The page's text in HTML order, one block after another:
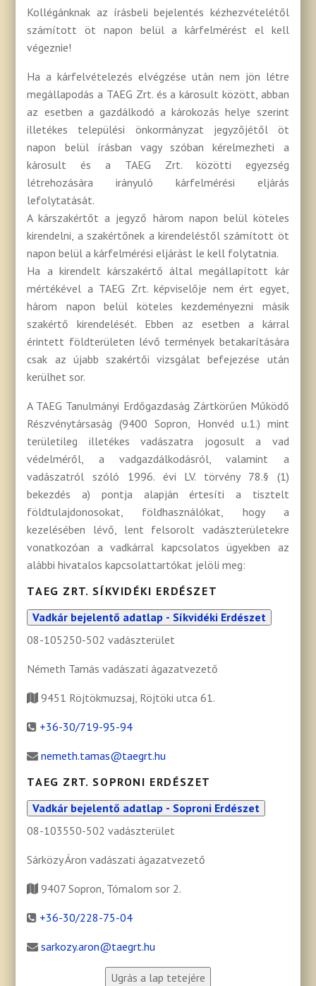
Kollégánknak az írásbeli bejelentés kézhezvételétől
számított öt napon belül a kárfelmérést el kell
végeznie!
Ha a kárfelvételezés elvégzése után nem jön létre
megállapodás a TAEG Zrt. és a károsult között, abban
az esetben a gazdálkodó a károkozás helye szerint
illetékes települési önkormányzat jegyzőjétől öt
napon belül írásban vagy szóban kérelmezheti a
károsult és a TAEG Zrt. közötti egyezség
létrehozására irányuló kárfelmérési eljárás
lefolytatását.
A kárszakértőt a jegyző három napon belül köteles
kirendelni, a szakértőnek a kirendeléstől számított öt
napon belül a kárfelmérési eljárást le kell folytatnia.
Ha a kirendelt kárszakértő által megállapított kár
mértékével a TAEG Zrt. képviselője nem ért egyet,
három napon belül köteles kezdeményezni másik
szakértő kirendelését. Ebben az esetben a kárral
érintett földterületen lévő termények betakarítására
csak az újabb szakértői vizsgálat befejezése után
kerülhet sor.
A TAEG Tanulmányi Erdőgazdaság Zártkörűen Működő
Részvénytársaság (9400 Sopron, Honvéd u.1.) mint
területileg illetékes vadászatra jogosult a vad
védelméről, a vadgazdálkodásról, valamint a
vadászatról szóló 1996. évi LV. törvény 78.§ (1)
bekezdés a) pontja alapján értesíti a tisztelt
földtulajdonosokat, földhasználókat, hogy a
kezelésében lévő, lent felsorolt vadászterületekre
vonatkozóan a vadkárral kapcsolatos ügyekben az
alábbi hivatalos kapcsolattartókat jelöli meg:
TAEG ZRT. SÍKVIDÉKI ERDÉSZET
Vadkár bejelentő adatlap - Síkvidéki Erdészet
08-105250-502 vadászterület
Németh Tamás vadászati ágazatvezető
9451 Röjtökmuzsaj, Röjtöki utca 61.
+36-30/719-95-94
nemeth.tamas@taegrt.hu
TAEG ZRT. SOPRONI ERDÉSZET
Vadkár bejelentő adatlap - Soproni Erdészet
08-103550-502 vadászterület
Sárközy Áron vadászati ágazatvezető
9407 Sopron, Tómalom sor 2.
+36-30/228-75-04
sarkozy.aron@taegrt.hu
Ugrás a lap tetejére